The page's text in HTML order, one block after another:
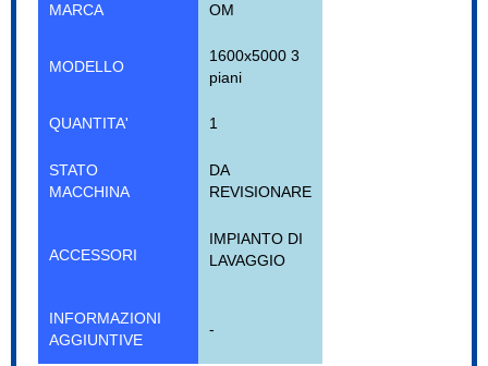
MARCA OM
MODELLO
1600x5000 3
piani
QUANTITA' 1
STATO
MACCHINA
DA
REVISIONARE
ACCESSORI
IMPIANTO DI
LAVAGGIO
INFORMAZIONI
AGGIUNTIVE
-